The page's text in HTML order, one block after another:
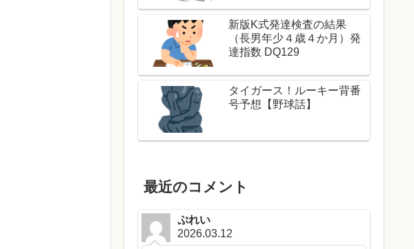
新版K式発達検査の結果
（長男年少４歳４か月）発
達指数 DQ129
タイガース！ルーキー背番
号予想【野球話】
最近のコメント
ぷれい
2026.03.12